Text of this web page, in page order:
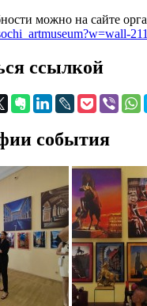
можно на сайте
ссылкой
события